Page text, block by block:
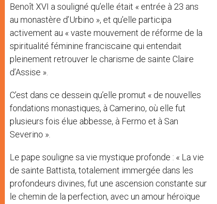
Benoît XVI a souligné qu’elle était « entrée à 23 ans
au monastère d’Urbino », et qu’elle participa
activement au « vaste mouvement de réforme de la
spiritualité féminine franciscaine qui entendait
pleinement retrouver le charisme de sainte Claire
d’Assise ».
C’est dans ce dessein qu’elle promut « de nouvelles
fondations monastiques, à Camerino, où elle fut
plusieurs fois élue abbesse, à Fermo et à San
Severino ».
Le pape souligne sa vie mystique profonde : « La vie
de sainte Battista, totalement immergée dans les
profondeurs divines, fut une ascension constante sur
le chemin de la perfection, avec un amour héroïque